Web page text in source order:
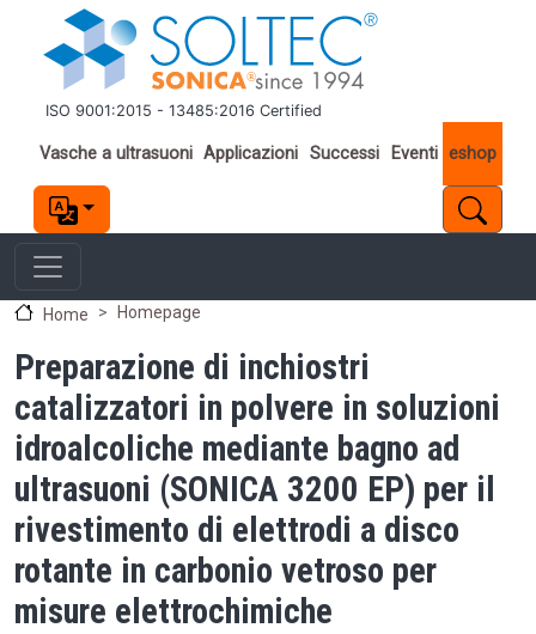
Salta al contenuto principale
ISO 9001:2015 - 13485:2016 Certified
Important links
Vasche a ultrasuoni Applicazioni Successi Eventi eshop
Home Homepage
Preparazione di inchiostri
catalizzatori in polvere in soluzioni
idroalcoliche mediante bagno ad
ultrasuoni (SONICA 3200 EP) per il
rivestimento di elettrodi a disco
rotante in carbonio vetroso per
misure elettrochimiche